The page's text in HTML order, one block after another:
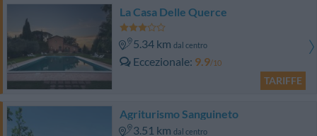
La Casa Delle Querce
5.34 km dal centro
Eccezionale 9.9/10
TARIFFE
Agriturismo Sanguineto
3.51 km dal centro